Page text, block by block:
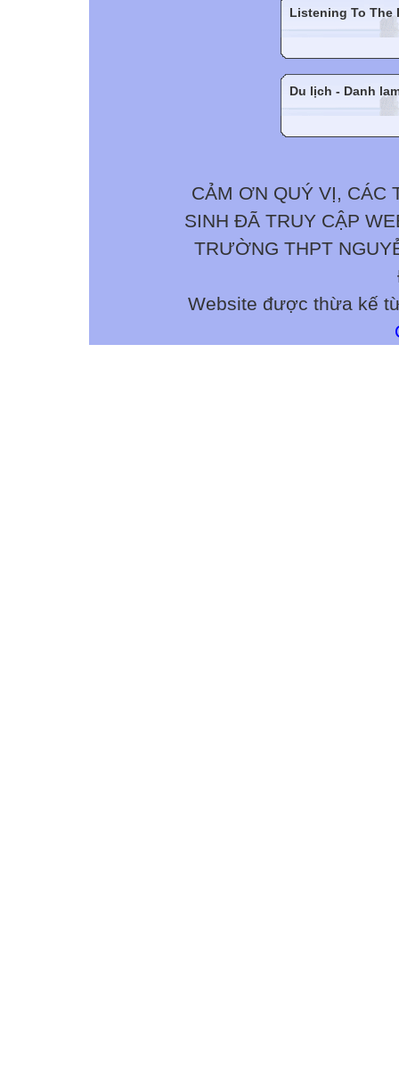
Listening To The
Du lịch - Danh
CẢM ƠN QUÝ VỊ, CÁC
SINH ĐÃ TRUY CẬP
TRƯỜNG THPT
Website được thừa kế